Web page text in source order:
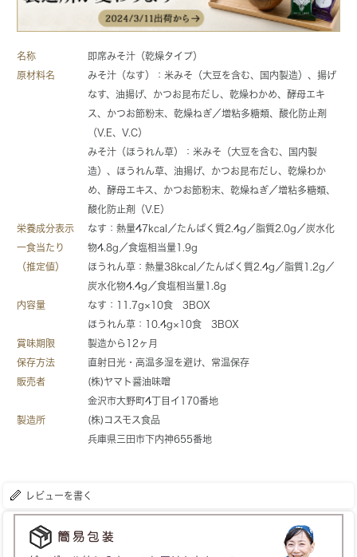
名称
即席みそ汁（乾燥タイプ）
原材料名
みそ汁（なす）：米みそ（大豆を含む、国内製造）、揚げ
なす、油揚げ、かつお昆布だし、乾燥わかめ、酵母エキ
ス、かつお節粉末、乾燥ねぎ／増粘多糖類、酸化防止剤
（V.E、V.C）
みそ汁（ほうれん草）：米みそ（大豆を含む、国内製
造）、ほうれん草、油揚げ、かつお昆布だし、乾燥わか
め、酵母エキス、かつお節粉末、乾燥ねぎ／増粘多糖類、
酸化防止剤（V.E）
栄養成分表示
一食当たり
（推定値）
なす：熱量47kcal／たんぱく質2.4g／脂質2.0g／炭水化
物4.8g／食塩相当量1.9g
ほうれん草：熱量38kcal／たんぱく質2.4g／脂質1.2g／
炭水化物4.4g／食塩相当量1.8g
内容量
なす：11.7g×10食 3BOX
ほうれん草：10.4g×10食 3BOX
賞味期限
製造から12ヶ月
保存方法
直射日光・高温多湿を避け、常温保存
販売者
(株)ヤマト醤油味噌
金沢市大野町4丁目イ170番地
製造所
(株)コスモス食品
兵庫県三田市下内神655番地
レビューを書く